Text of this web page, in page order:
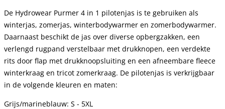
De Hydrowear Purmer 4 in 1 pilotenjas is te gebruiken als
winterjas, zomerjas, winterbodywarmer en zomerbodywarmer.
Daarnaast beschikt de jas over diverse opbergzakken, een
verlengd rugpand verstelbaar met drukknopen, een verdekte
rits door flap met drukknoopsluiting en een afneembare fleece
winterkraag en tricot zomerkraag. De pilotenjas is verkrijgbaar
in de volgende kleuren en maten:
Grijs/marineblauw: S - 5XL